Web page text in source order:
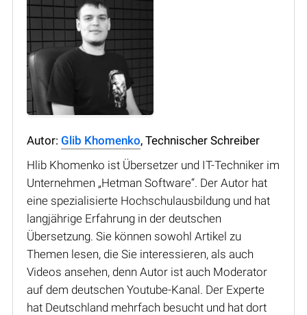
Autor: Glib Khomenko, Technischer Schreiber
Hlib Khomenko ist Übersetzer und IT-Techniker im
Unternehmen „Hetman Software“. Der Autor hat
eine spezialisierte Hochschulausbildung und hat
langjährige Erfahrung in der deutschen
Übersetzung. Sie können sowohl Artikel zu
Themen lesen, die Sie interessieren, als auch
Videos ansehen, denn Autor ist auch Moderator
auf dem deutschen Youtube-Kanal. Der Experte
hat Deutschland mehrfach besucht und hat dort